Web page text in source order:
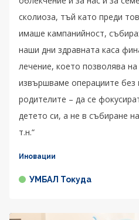
сколиоза, тъй като преди
имаше кампанийност,
наши дни здравната каса
лечение, което позволява
извършваме операциите без
родителите – да се
детето си, а не в събиране
т.н.“
Иновации
УМБАЛ Токуда